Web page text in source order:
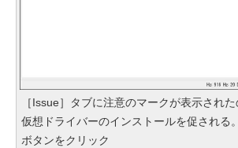
［Issue］タブに注意のマークが表示された
仮想ドライバーのインストールを促される
ボタンをクリック